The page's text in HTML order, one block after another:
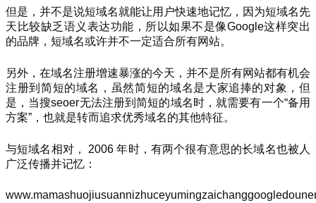
但是，并不是说短域名就能让用户快速地记忆，因为短域名先
天比较缺乏语义表达功能，所以如果不是像Google这样突出
的品牌，短域名或许并不一定适合所有网站。
另外，在域名注册增速暴涨的今天，并不是所有网站都有机会
注册到简短的域名，虽然简短的域名是大家追捧的对象，但
是，当搜seoer无法注册到简短的域名时，就需要有一个“备用
方案”，也就是转而追求优秀域名的其他特征。
与短域名相对， 2006 年时，有两个很有意思的长域名也被人
广泛传播并记忆：